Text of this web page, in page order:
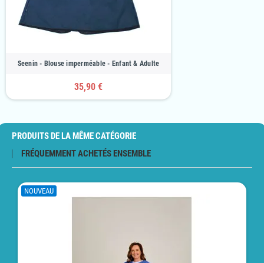
Seenin - Blouse imperméable - Enfant & Adulte
35,90 €
PRODUITS DE LA MÊME CATÉGORIE
FRÉQUEMMENT ACHETÉS ENSEMBLE
NOUVEAU